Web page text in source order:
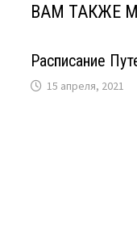
ВАМ ТАКЖЕ
Расписание
15 апреля, 2021